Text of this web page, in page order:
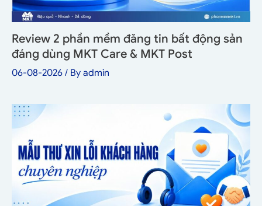
Review 2 phần mềm đăng tin bất động sản
đáng dùng MKT Care & MKT Post
06-08-2026 / By admin